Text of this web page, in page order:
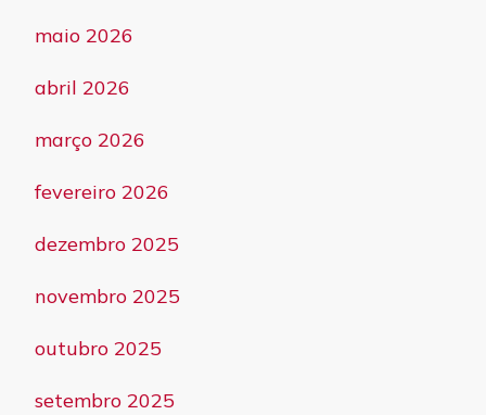
maio 2026
abril 2026
março 2026
fevereiro 2026
dezembro 2025
novembro 2025
outubro 2025
setembro 2025